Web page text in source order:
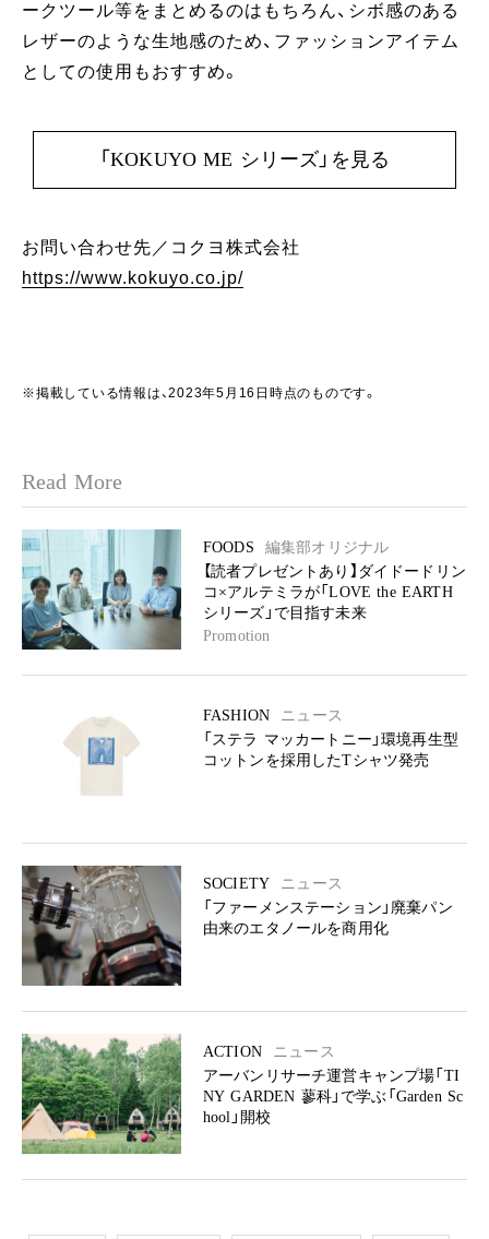
ークツール等をまとめるのはもちろん、シボ感のある
レザーのような生地感のため、ファッションアイテム
としての使用もおすすめ。
「KOKUYO ME シリーズ」を見る
お問い合わせ先／コクヨ株式会社
https://www.kokuyo.co.jp/
※掲載している情報は、2023年5月16日時点のものです。
Read More
FOODS
編集部オリジナル
【読者プレゼントあり】ダイドードリン
コ×アルテミラが「LOVE the EARTH
シリーズ」で目指す未来
Promotion
FASHION
ニュース
「ステラ マッカートニー」環境再生型
コットンを採用したTシャツ発売
SOCIETY
ニュース
「ファーメンステーション」廃棄パン
由来のエタノールを商用化
ACTION
ニュース
アーバンリサーチ運営キャンプ場「TI
NY GARDEN 蓼科」で学ぶ「Garden Sc
hool」開校